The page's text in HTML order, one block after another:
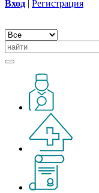
Вход | Регистрация